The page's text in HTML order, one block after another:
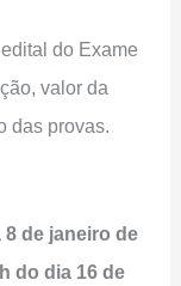
do Exame
valor da
das provas.
8 de janeiro de
do dia 16 de